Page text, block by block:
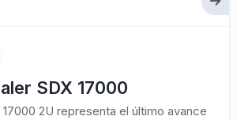
SDX 17000
2U representa el último avance